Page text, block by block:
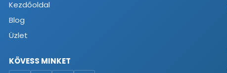
Kezdőoldal
Blog
Üzlet
KÖVESS MINKET